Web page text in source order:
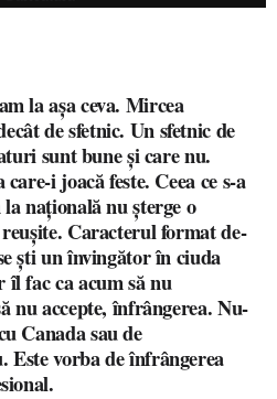
la așa ceva. Mircea
de sfetnic. Un sfetnic de
sunt bune și care nu.
i joacă feste. Ceea ce s-a
națională nu șterge o
Caracterul format de-
ști un învingător în ciuda
fac ca acum să nu
nu accepte, înfrângerea. Nu-
Canada sau de
Este vorba de înfrângerea